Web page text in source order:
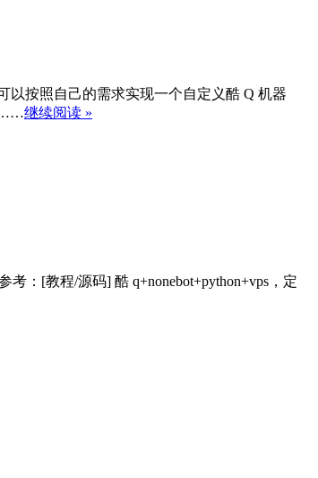
以按照自己的需求实现一个自定义酷 Q 机器
……继续阅读 »
[教程/源码] 酷 q+nonebot+python+vps，定